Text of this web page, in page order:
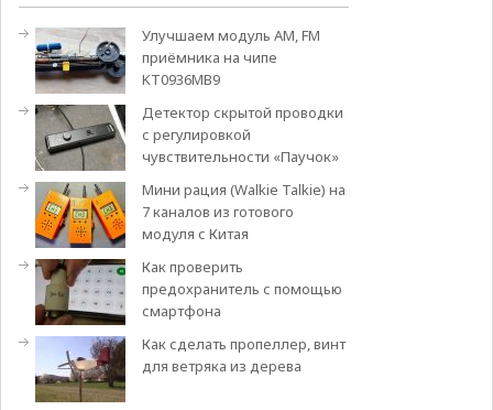
Улучшаем модуль АМ, FM
приёмника на чипе
KT0936MB9
Детектор скрытой проводки
с регулировкой
чувствительности «Паучок»
Мини рация (Walkie Talkie) на
7 каналов из готового
модуля с Китая
Как проверить
предохранитель с помощью
смартфона
Как сделать пропеллер, винт
для ветряка из дерева